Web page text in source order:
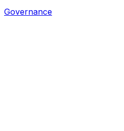
Governance